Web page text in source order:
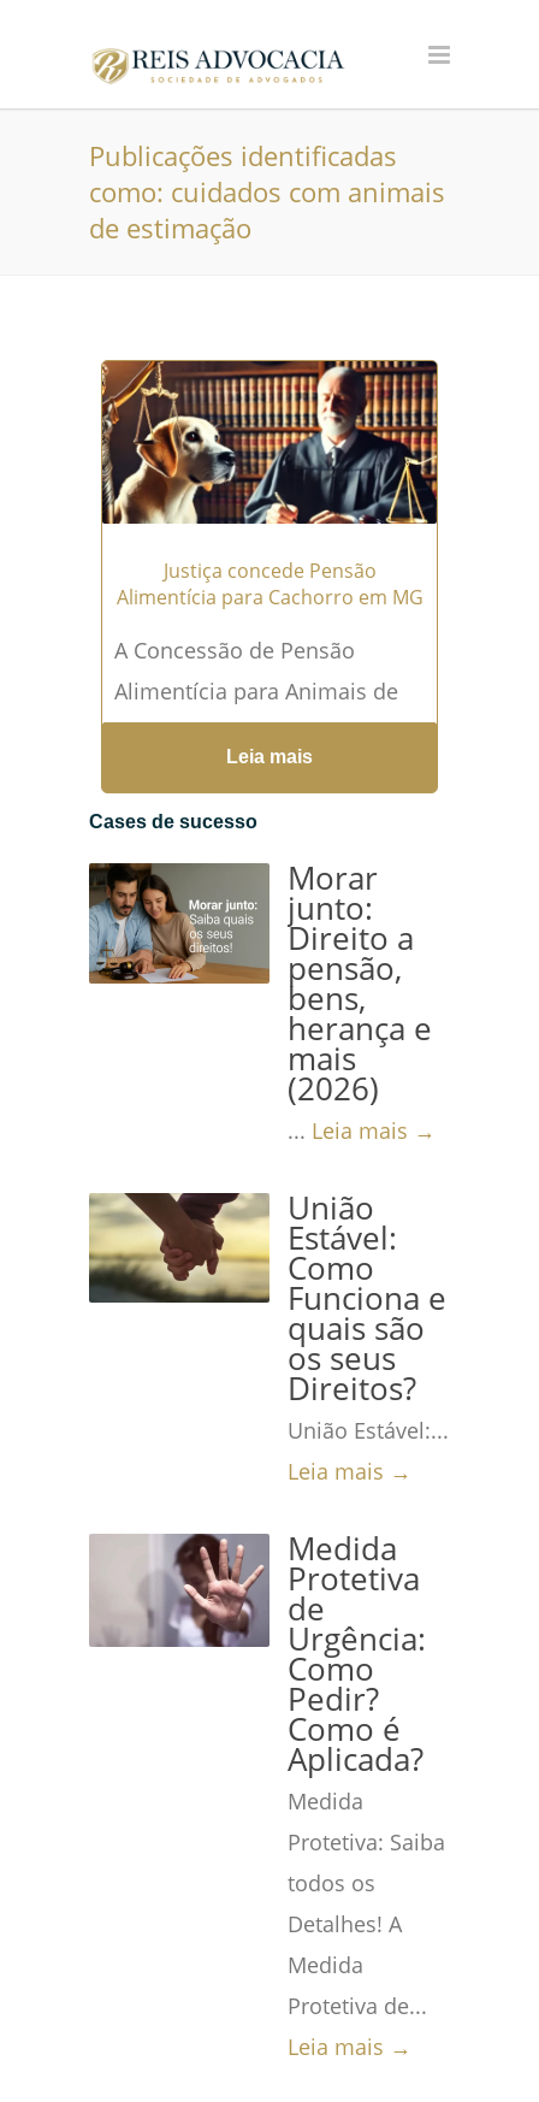
Publicações identificadas
como: cuidados com animais
de estimação
Justiça concede Pensão
Alimentícia para Cachorro em MG
A Concessão de Pensão
Alimentícia para Animais de
Estimação: Um Novo
Paradigma no Direito de...
Leia mais →
Leia mais
Cases de sucesso
Morar
junto:
Direito a
pensão,
bens,
herança e
mais
(2026)
... Leia mais →
União
Estável:
Como
Funciona e
quais são
os seus
Direitos?
União Estável:...
Leia mais →
Medida
Protetiva
de
Urgência:
Como
Pedir?
Como é
Aplicada?
Medida
Protetiva: Saiba
todos os
Detalhes! A
Medida
Protetiva de...
Leia mais →